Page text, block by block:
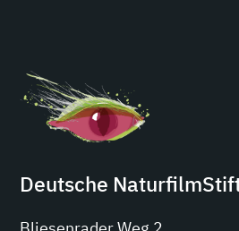
Deutsche